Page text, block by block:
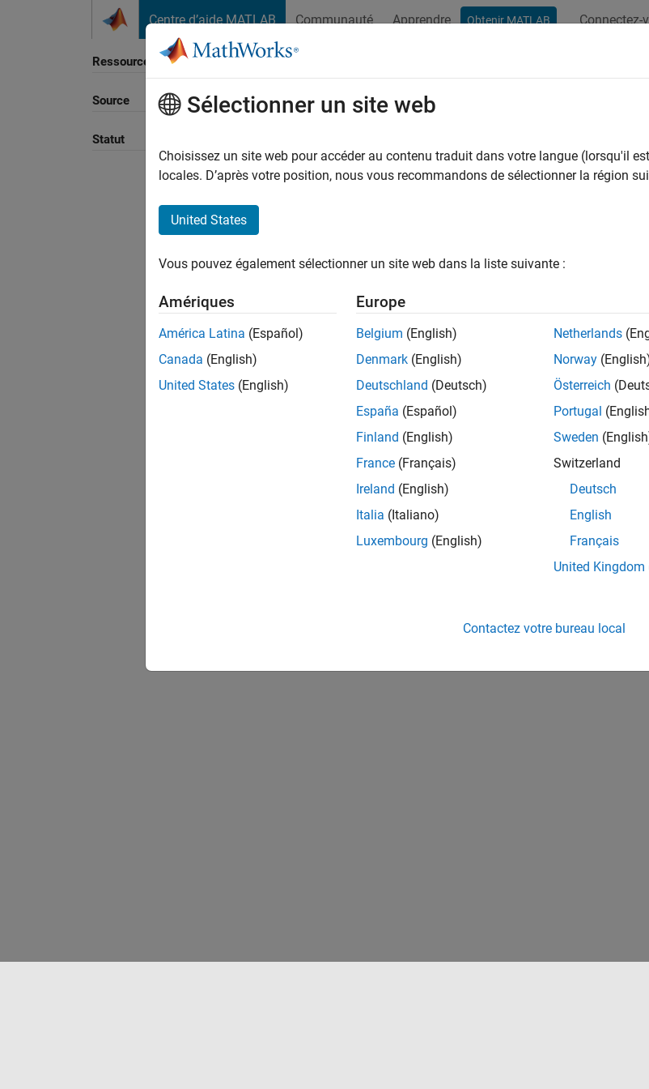
Centre d’aide MATLAB Communauté Apprendre Obtenir MATLAB Connectez-
Ressource
Source
Statut
Trier par
Sélectionner un site web
Choisissez un site web pour accéder au contenu traduit dans votre langue (lorsqu'il
locales. D’après votre position, nous vous recommandons de sélectionner la région
United States
Vous pouvez également sélectionner un site web dans la liste suivante :
Amériques
América Latina (Español)
Canada (English)
United States (English)
Europe
Belgium (English)
Denmark (English)
Deutschland (Deutsch)
España (Español)
Finland (English)
France (Français)
Ireland (English)
Italia (Italiano)
Luxembourg (English)
Netherlands
Norway
Österreich
Portugal
Sweden
Switzerland
Deutsch
English
Français
United Kingdom
Contactez votre bureau local